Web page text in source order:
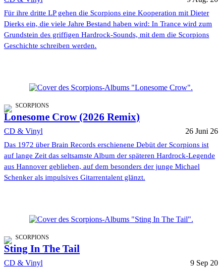
Für ihre dritte LP gehen die Scorpions eine Kooperation mit Dieter
Dierks ein, die viele Jahre Bestand haben wird: In Trance wird zum
Grundstein des griffigen Hardrock-Sounds, mit dem die Scorpions
Geschichte schreiben werden.
SCORPIONS
Lonesome Crow (2026 Remix)
CD & Vinyl 26 Juni 26
Das 1972 über Brain Records erschienene Debüt der Scorpions ist
auf lange Zeit das seltsamste Album der späteren Hardrock-Legende
aus Hannover geblieben, auf dem besonders der junge Michael
Schenker als impulsives Gitarrentalent glänzt.
SCORPIONS
Sting In The Tail
CD & Vinyl 9 Sep 20